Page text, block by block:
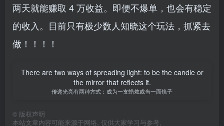
两天就能赚取 4 万收益。即便不爆单，也会有稳定
的收入。目前只有极少数人知晓这个玩法，抓紧去
做！！！！
There are two ways of spreading light: to be the candle or
the mirror that reflects it.
传递光亮有两种方式：成为一支蜡烛或当一面镜子
© 版权声明
本站文章内容可能来源于网络, 仅供大家学习与参考,